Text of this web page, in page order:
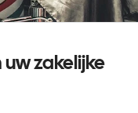
zakelijke